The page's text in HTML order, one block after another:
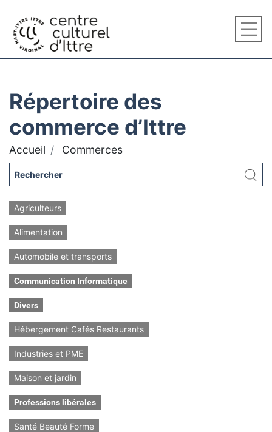
Répertoire des
commerce d’Ittre
Accueil Commerces
Agriculteurs
Alimentation
Automobile et transports
Communication Informatique
Divers
Hébergement Cafés Restaurants
Industries et PME
Maison et jardin
Professions libérales
Santé Beauté Forme